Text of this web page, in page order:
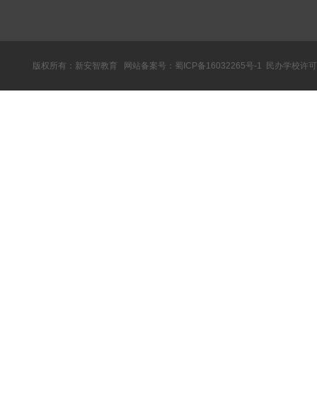
版权所有：新安智教育 网站备案号： 蜀ICP备16032265号-1 民办学校许